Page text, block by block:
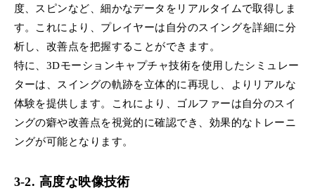
度、スピンなど、細かなデータをリアルタイムで取得しま
す。これにより、プレイヤーは自分のスイングを詳細に分
析し、改善点を把握することができます。
特に、3Dモーションキャプチャ技術を使用したシミュレー
ターは、スイングの軌跡を立体的に再現し、よりリアルな
体験を提供します。これにより、ゴルファーは自分のスイ
ングの癖や改善点を視覚的に確認でき、効果的なトレーニ
ングが可能となります。
3-2. 高度な映像技術